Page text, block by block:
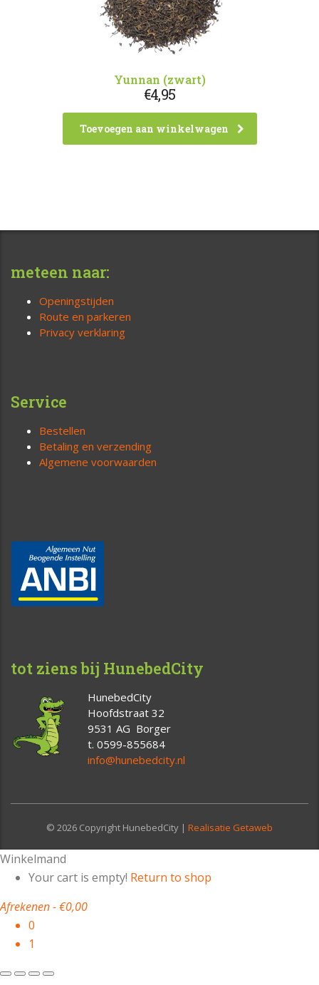
Yunnan (zwart)
€4,95
Toevoegen aan winkelwagen
meteen naar:
Openingstijden
Route en parkeren
Privacy verklaring
Service
Bestellen
Betaling en verzending
Algemene voorwaarden
tot ziens bij HunebedCity
HunebedCity
Hoofdstraat 32
9531 AG Borger
t. 0599-855684
info@hunebedcity.nl
© 2026 Copyright HunebedCity | Realisatie Getaweb
Winkelmand
Your cart is empty! Return to shop
Afrekenen-€0,00
0
1